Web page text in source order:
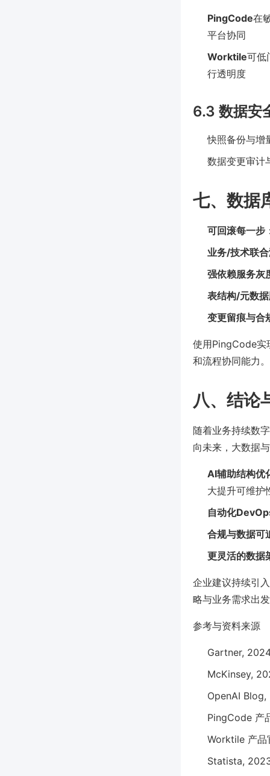
PingCode在
平台协同
Worktile可低
行透明度
6.3 数据安
快照备份与增
数据变更审计
七、数据
可回滚每一步
业务/技术联
强依赖服务灰
表结构/元数
变更留痕与合
使用PingCode实
和流程协同能力。
八、结论
随着业务持续数
向未来，大数据
AI辅助结构优
大提升可维护
自动化
合规与数据可
更灵活的数据
企业建议持续引
略与业务需求出
参考与资料来源
Gartner,
McKinsey,
OpenAI
PingCode 产
Worktile 产品
Statista,